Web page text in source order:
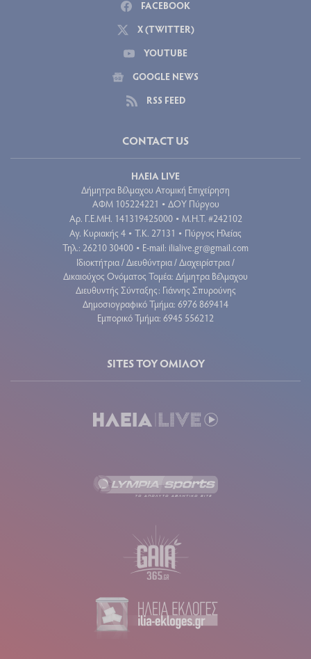
FACEBOOK
X (TWITTER)
YOUTUBE
GOOGLE NEWS
RSS FEED
CONTACT US
ΗΛΕΙΑ LIVE
Δήμητρα Βέλμαχου Ατομική Επιχείρηση
ΑΦΜ 105224221 • ΔΟΥ Πύργου
Aρ. Γ.Ε.ΜΗ. 141319425000 • Μ.Η.Τ. #242102
Αγ. Κυριακής 4 • Τ.Κ. 27131 • Πύργος Ηλείας
Τηλ.: 26210 30400 • E-mail: ilialive.gr@gmail.com
Ιδιοκτήτρια / Διευθύντρια / Διαχειρίστρια /
Δικαιούχος Ονόματος Τομέα: Δήμητρα Βέλμαχου
Διευθυντής Σύνταξης: Γιάννης Σπυρούνης
Δημοσιογραφικό Τμήμα: 6976 869414
Εμπορικό Τμήμα: 6945 556212
SITES ΤΟΥ ΟΜΙΛΟΥ